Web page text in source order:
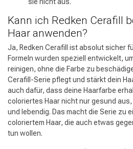
sie nicht aus.
Kann ich Redken Cerafill
Haar anwenden?
Ja, Redken Cerafill ist absolut sicher
Formeln wurden speziell entwickelt,
reinigen, ohne die Farbe zu
Cerafill-Serie pflegt und stärkt dein
auch dafür, dass deine Haarfarbe
coloriertes Haar nicht nur gesund
und lebendig. Das macht die Serie zu
coloriertem Haar, die auch etwas
tun wollen.